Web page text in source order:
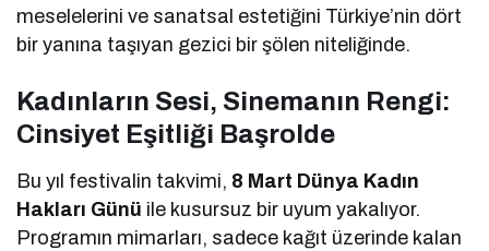
meselelerini ve sanatsal estetiğini Türkiye’nin dört
bir yanına taşıyan gezici bir şölen niteliğinde.
Kadınların Sesi, Sinemanın Rengi:
Cinsiyet Eşitliği Başrolde
Bu yıl festivalin takvimi, 8 Mart Dünya Kadın
Hakları Günü ile kusursuz bir uyum yakalıyor.
Programın mimarları, sadece kağıt üzerinde kalan